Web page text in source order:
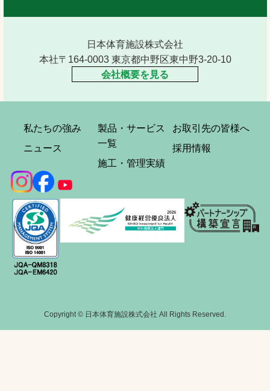
日本体育施設株式会社
本社〒164-0003 東京都中野区東中野3-20-10
会社概要を見る
私たちの強み
ニュース
製品・サービス
一覧
施工・管理実績
お取引先の皆様へ
採用情報
Copyright © 日本体育施設株式会社 All Rights Reserved.